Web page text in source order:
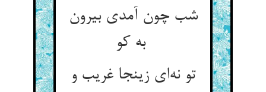
شب چون آمدی بیرون
به کو
تو نه‌ای زینجا غریب و